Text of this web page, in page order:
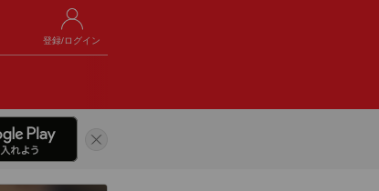
登録/ログイン